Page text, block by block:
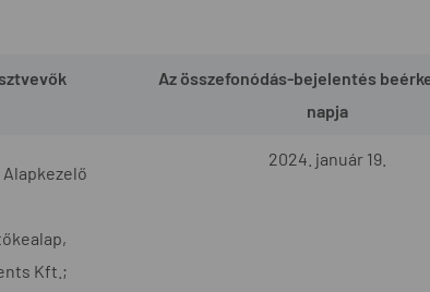
Az összefonódás-bejelentés
napja
Alapkezelő
Kft.;
2024. január 19.